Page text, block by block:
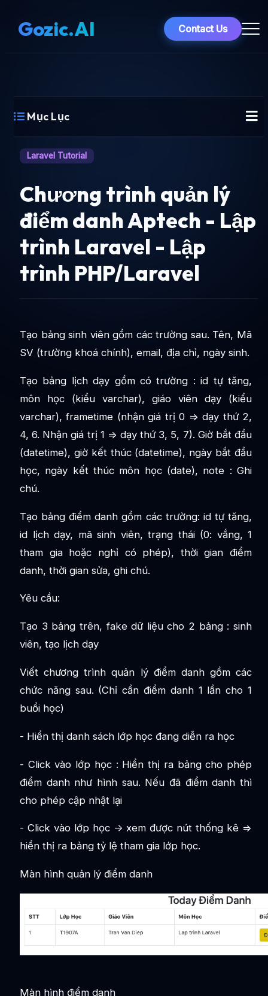
Gozic.AI Contact Us
Mục Lục
Laravel Tutorial
Chương trình quản lý
điểm danh Aptech - Lập
trình Laravel - Lập
trình PHP/Laravel
Tạo bảng sinh viên gồm các trường sau. Tên, Mã
SV (trường khoá chính), email, địa chỉ, ngày sinh.
Tạo bảng lịch dạy gồm có trường : id tự tăng,
môn học (kiểu varchar), giáo viên dạy (kiểu
varchar), frametime (nhận giá trị 0 => dạy thứ 2,
4, 6. Nhận giá trị 1 => dạy thứ 3, 5, 7). Giờ bắt đầu
(datetime), giờ kết thúc (datetime), ngày bắt đầu
học, ngày kết thúc môn học (date), note : Ghi
chú.
Tạo bảng điểm danh gồm các trường: id tự tăng,
id lịch dạy, mã sinh viên, trạng thái (0: vắng, 1
tham gia hoặc nghỉ có phép), thời gian điểm
danh, thời gian sửa, ghi chú.
Yêu cầu:
Tạo 3 bảng trên, fake dữ liệu cho 2 bảng : sinh
viên, tạo lịch dạy
Viết chương trình quản lý điểm danh gồm các
chức năng sau. (Chỉ cần điểm danh 1 lần cho 1
buổi học)
- Hiển thị danh sách lớp học đang diễn ra học
- Click vào lớp học : Hiển thị ra bảng cho phép
điểm danh như hình sau. Nếu đã điểm danh thì
cho phép cập nhật lại
- Click vào lớp học -> xem được nút thống kê =>
hiển thị ra bảng tỷ lệ tham gia lớp học.
Màn hình quản lý điểm danh
Màn hình điểm danh